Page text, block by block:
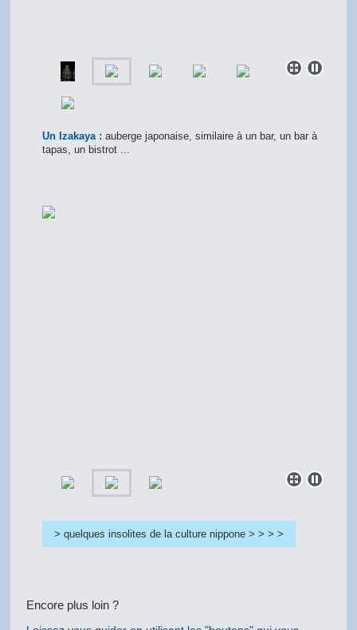
Un Izakaya : auberge japonaise, similaire à un bar, un bar à
tapas, un bistrot ...
> quelques insolites de la culture nippone > > > >
Encore plus loin ?